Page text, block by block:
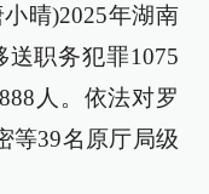
晴)2025年湖南
职务犯罪1075
人。依法对罗
等39名原厅局级